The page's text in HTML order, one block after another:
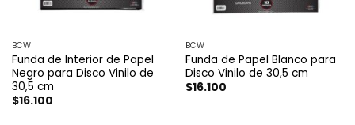
BCW
Funda de Interior de Papel
Negro para Disco Vinilo de
30,5 cm
$16.100
BCW
Funda de Papel Blanco para
Disco Vinilo de 30,5 cm
$16.100